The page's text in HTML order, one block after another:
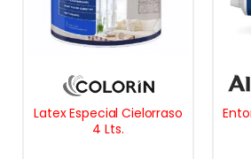
Latex Especial Cielorraso
4 Lts.